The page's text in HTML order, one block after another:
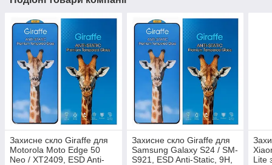
Захисне скло Giraffe для
Motorola Moto Edge 50
Neo / XT2409, ESD Anti-
Захисне скло Giraffe для
Samsung Galaxy S24 / SM-
S921, ESD Anti-Static, 9H,
Lite